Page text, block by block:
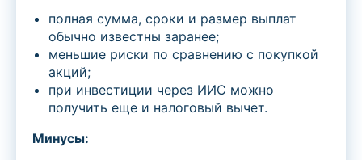
полная сумма, сроки и размер выплат
обычно известны заранее;
меньшие риски по сравнению с покупкой
акций;
при инвестиции через ИИС можно
получить еще и налоговый вычет.
Минусы: